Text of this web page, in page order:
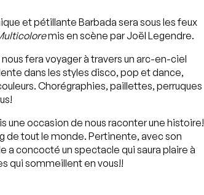
et pétillante Barbada sera sous les feux
mis en scène par Joël Legendre.
fera voyager à travers un arc-en-ciel
dans les styles disco, pop et dance,
Chorégraphies, paillettes, perruques
une occasion de nous raconter une histoire!
de tout le monde. Pertinente, avec son
a concocté un spectacle qui saura plaire à
qui sommeillent en vous!!